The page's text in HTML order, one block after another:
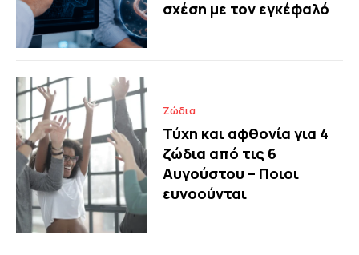
σχέση με τον εγκέφαλό
Ζώδια
Τύχη και αφθονία για 4
ζώδια από τις 6
Αυγούστου – Ποιοι
ευνοούνται